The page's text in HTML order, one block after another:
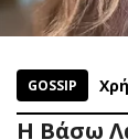
GOSSIP
Η Βάσω